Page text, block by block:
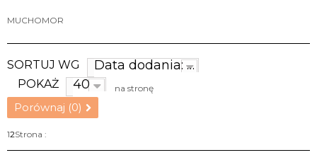
MUCHOMOR
SORTUJ WG Data dodania: najnowsze
POKAŻ 40 na stronę
Porównaj (0)
Strona :
12